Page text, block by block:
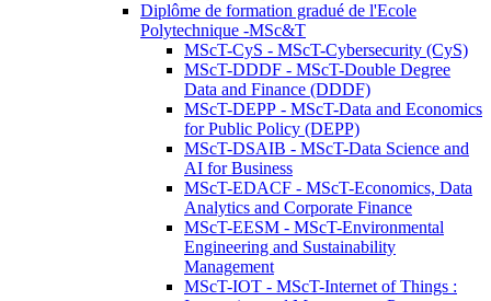
Diplôme de formation gradué de l'Ecole
Polytechnique -MSc&T
MScT-CyS - MScT-Cybersecurity (CyS)
MScT-DDDF - MScT-Double Degree
Data and Finance (DDDF)
MScT-DEPP - MScT-Data and Economics
for Public Policy (DEPP)
MScT-DSAIB - MScT-Data Science and
AI for Business
MScT-EDACF - MScT-Economics, Data
Analytics and Corporate Finance
MScT-EESM - MScT-Environmental
Engineering and Sustainability
Management
MScT-IOT - MScT-Internet of Things :